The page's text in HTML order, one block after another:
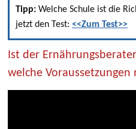
Tipp: Welche Schule ist die
jetzt den Test: <<Zum Test>>
Ist der
welche Voraussetzungen